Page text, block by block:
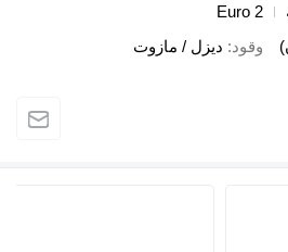
Euro 2
وقود ديزل / مازوت